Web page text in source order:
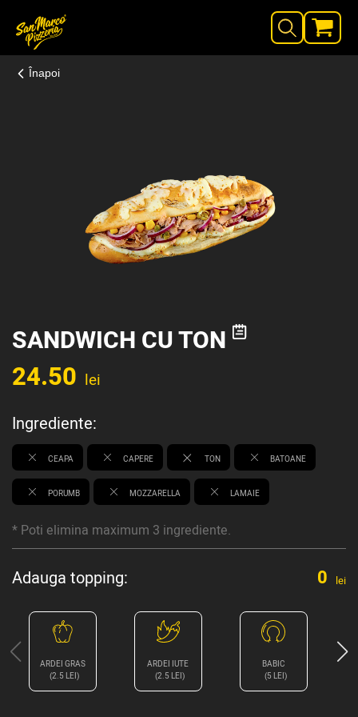
Înapoi
SANDWICH CU TON
24.50 lei
Ingrediente:
CEAPA CAPERE TON BATOANE
PORUMB MOZZARELLA LAMAIE
* Poti elimina maximum 3 ingrediente.
Adauga topping: 0 lei
ARDEI GRAS
(2.5 LEI)
ARDEI IUTE
(2.5 LEI)
BABIC
(5 LEI)